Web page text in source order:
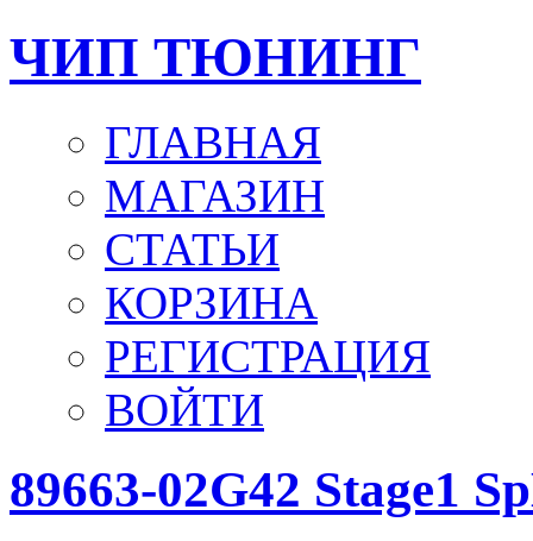
ЧИП ТЮНИНГ
ГЛАВНАЯ
МАГАЗИН
СТАТЬИ
КОРЗИНА
РЕГИСТРАЦИЯ
ВОЙТИ
89663-02G42 Stage1